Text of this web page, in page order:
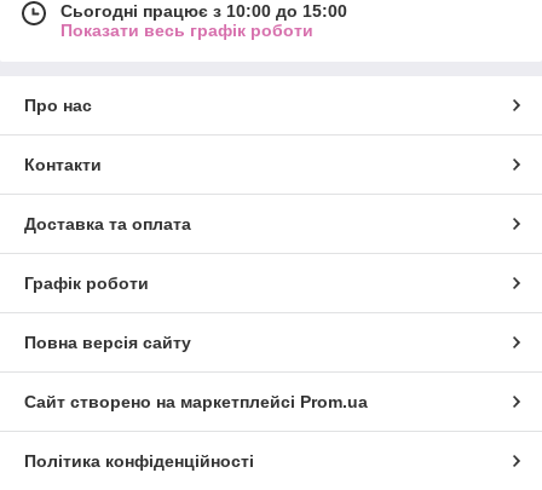
Сьогодні працює з 10:00 до 15:00
Показати весь графік роботи
Про нас
Контакти
Доставка та оплата
Графік роботи
Повна версія сайту
Сайт створено на маркетплейсі Prom.ua
Політика конфіденційності